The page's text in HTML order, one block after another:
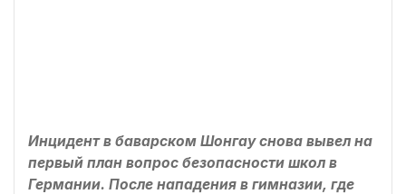
Инцидент в баварском Шонгау снова вывел на
первый план вопрос безопасности школ в
Германии. После нападения в гимназии, где